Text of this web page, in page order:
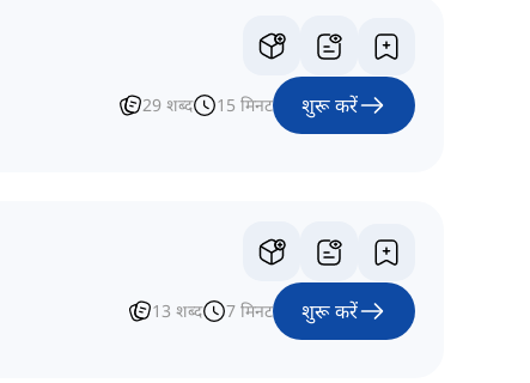
29 शब्द 15 मिनट शुरू करें
13 शब्द 7 मिनट शुरू करें